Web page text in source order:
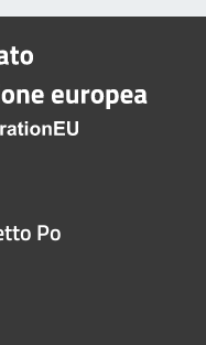
Po